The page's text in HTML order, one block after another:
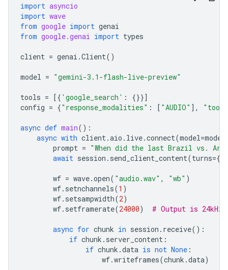
import asyncio
import wave
from google import genai
from google.genai import types
client = genai .Client()
model = "gemini-3.1-flash-live-preview"
tools = [{ 'google_search' :
{}}]
config = {"response_modalities" : [ "AUDIO" ],
async def main():
async with client.aio . live.connect(model=model
prompt = "When did the last Brazil vs.
await session . send_client_content(turns={
wf = wave.open( "audio.wav" , "wb" )
wf. setnchannels(1 )
wf. setsampwidth(2)
wf. setframerate(24000) # Output is 24kHz
async for chunk in session . receive():
if chunk . server_content :
if chunk .data is not None :
wf.writeframes(chunk .data)